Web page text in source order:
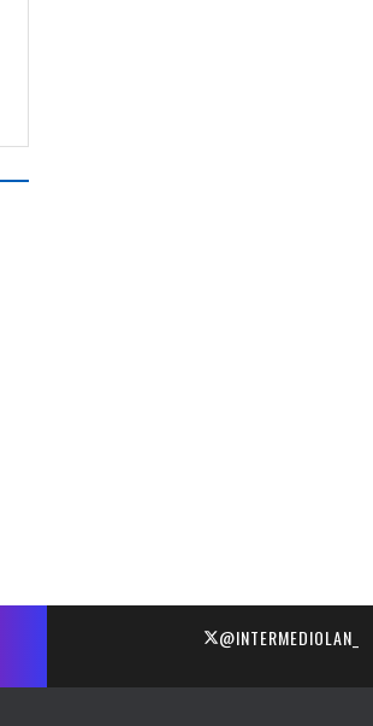
@INTERMEDIOLAN_